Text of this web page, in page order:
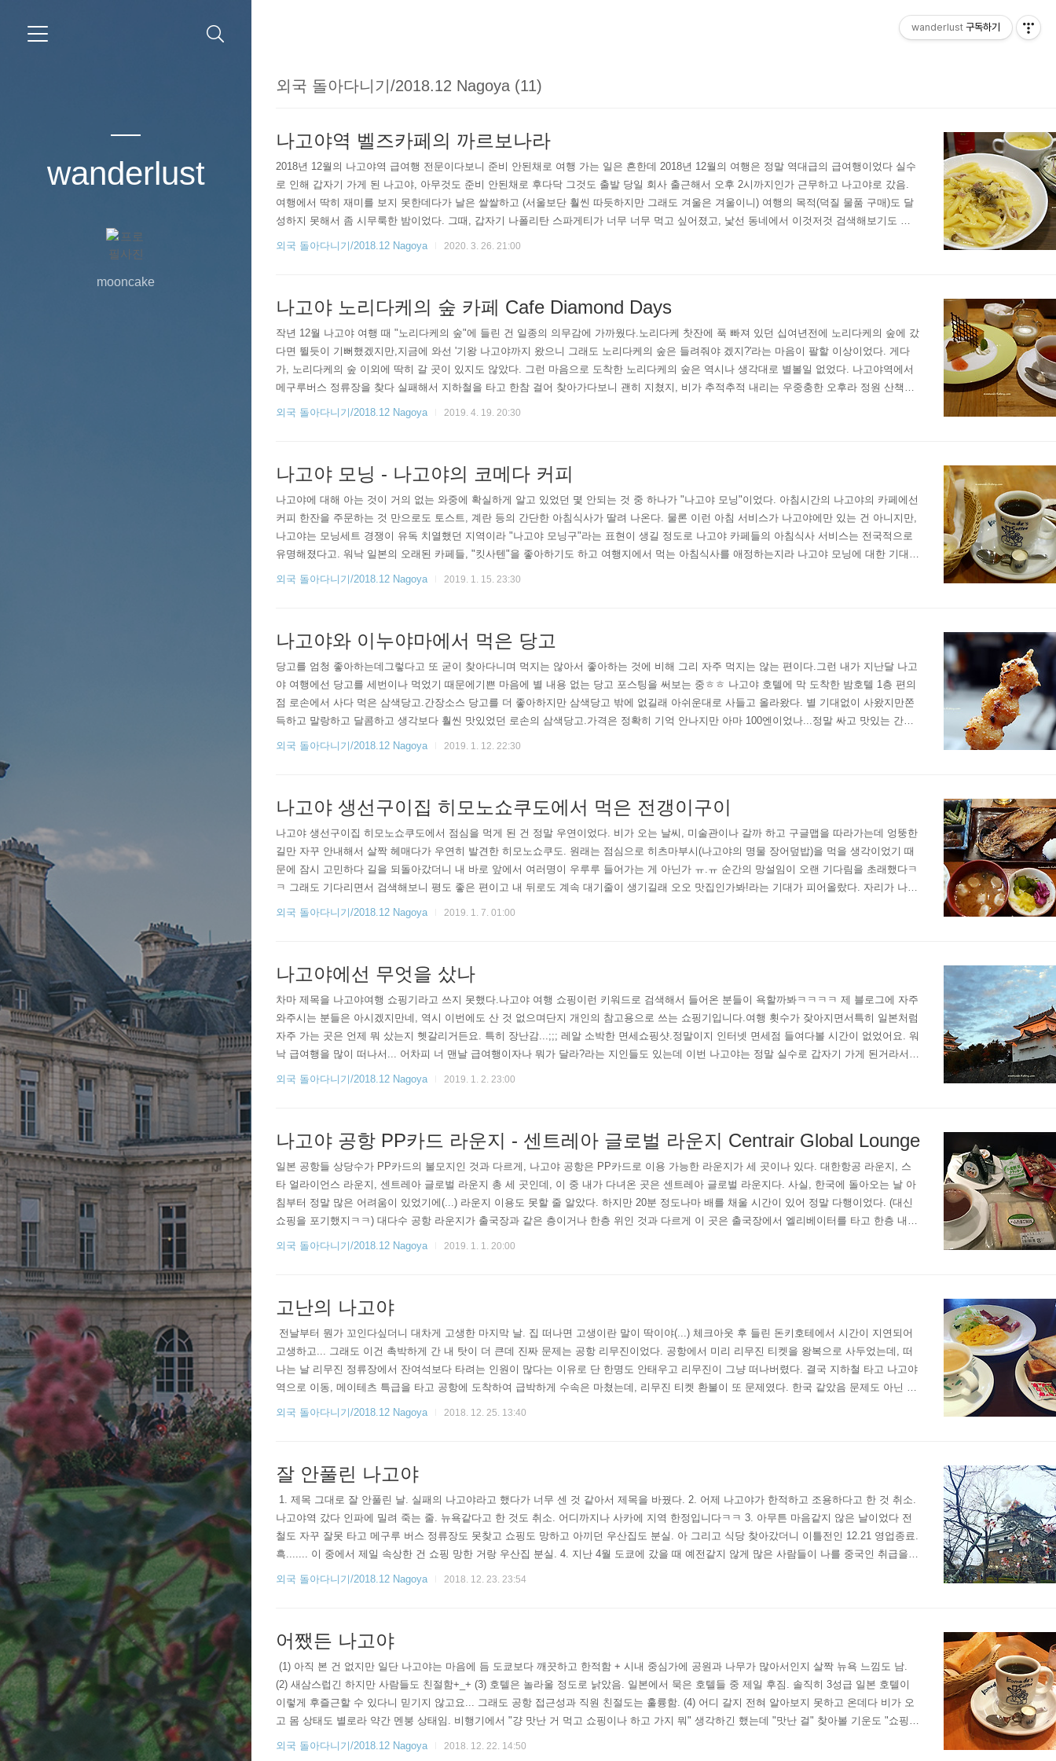
wanderlust
mooncake
외국 돌아다니기/2018.12 Nagoya (11)
나고야역 벨즈카페의 까르보나라
2018년 12월의 나고야역 급여행 전문이다보니 준비 안된채로 여행 가는 일은 흔한데 2018년 12월의 여행은 정말 역대급의 급여행이었다 실수
로 인해 갑자기 가게 된 나고야, 아무것도 준비 안된채로 후다닥 그것도 출발 당일 회사 출근해서 오후 2시까지인가 근무하고 나고야로 갔음.
여행에서 딱히 재미를 보지 못한데다가 날은 쌀쌀하고 (서울보단 훨씬 따듯하지만 그래도 겨울은 겨울이니) 여행의 목적(덕질 물품 구매)도 달
성하지 못해서 좀 시무룩한 밤이었다. 그때, 갑자기 나폴리탄 스파게티가 너무 너무 먹고 싶어졌고, 낯선 동네에서 이것저것 검색해보기도 귀
찮아 나고야역 프론토를 무조건 찾아갔는데 그랬는데... 쨔잔~ 딱, 내가 가기 이틀전에 폐점ㅋㅋㅋㅋ 정말 어이없었음 ㅎㅎ 다른 식당을 찾기엔
외국 돌아다니기/2018.12 Nagoya 2020. 3. 26. 21:00
나고야 노리다케의 숲 카페 Cafe Diamond Days
작년 12월 나고야 여행 때 "노리다케의 숲"에 들린 건 일종의 의무감에 가까웠다.노리다케 찻잔에 푹 빠져 있던 십여년전에 노리다케의 숲에 갔
다면 뛸듯이 기뻐했겠지만,지금에 와선 '기왕 나고야까지 왔으니 그래도 노리다케의 숲은 들려줘야 겠지?'라는 마음이 팔할 이상이었다. 게다
가, 노리다케의 숲 이외에 딱히 갈 곳이 있지도 않았다. 그런 마음으로 도착한 노리다케의 숲은 역시나 생각대로 별볼일 없었다. 나고야역에서
메구루버스 정류장을 찾다 실패해서 지하철을 타고 한참 걸어 찾아가다보니 괜히 지쳤지, 비가 추적추적 내리는 우중충한 오후라 정원 산책도
그닥,헤매다보니 도착한 시간이 애매해서 전시관을 입장하는 것도 포기,듣던대로 아울렛 코너는 워낙 작고 제품도 많지 않아 살 것도 없지... 그
외국 돌아다니기/2018.12 Nagoya 2019. 4. 19. 20:30
나고야 모닝 - 나고야의 코메다 커피
나고야에 대해 아는 것이 거의 없는 와중에 확실하게 알고 있었던 몇 안되는 것 중 하나가 "나고야 모닝"이었다. 아침시간의 나고야의 카페에선
커피 한잔을 주문하는 것 만으로도 토스트, 계란 등의 간단한 아침식사가 딸려 나온다. 물론 이런 아침 서비스가 나고야에만 있는 건 아니지만,
나고야는 모닝세트 경쟁이 유독 치열했던 지역이라 "나고야 모닝구"라는 표현이 생길 정도로 나고야 카페들의 아침식사 서비스는 전국적으로
유명해졌다고. 워낙 일본의 오래된 카페들, "킷사텐"을 좋아하기도 하고 여행지에서 먹는 아침식사를 애정하는지라 나고야 모닝에 대한 기대가
컸다. 그래서 나고야에서 맞는 세번의 아침 모두 각각 다른 카페에 가서 나고야 모닝을 맛볼테야!!라고 생각했지만 극강의 게으름 내지는 저질
외국 돌아다니기/2018.12 Nagoya 2019. 1. 15. 23:30
나고야와 이누야마에서 먹은 당고
당고를 엄청 좋아하는데그렇다고 또 굳이 찾아다니며 먹지는 않아서 좋아하는 것에 비해 그리 자주 먹지는 않는 편이다.그런 내가 지난달 나고
야 여행에선 당고를 세번이나 먹었기 때문에기쁜 마음에 별 내용 없는 당고 포스팅을 써보는 중ㅎㅎ 나고야 호텔에 막 도착한 밤호텔 1층 편의
점 로손에서 사다 먹은 삼색당고.간장소스 당고를 더 좋아하지만 삼색당고 밖에 없길래 아쉬운대로 사들고 올라왔다. 별 기대없이 사왔지만쫀
득하고 말랑하고 달콤하고 생각보다 훨씬 맛있었던 로손의 삼색당고.가격은 정확히 기억 안나지만 아마 100엔이었나...정말 싸고 맛있는 간식
이다!!! 겨울비가 촉촉히 내리는 밤나고야 호텔에서 먹는 당고,특별할 것 하나 없는데 당고 하나만으로도 괜히 기분이 좋더라. 밤에 당고 두개를
외국 돌아다니기/2018.12 Nagoya 2019. 1. 12. 22:30
나고야 생선구이집 히모노쇼쿠도에서 먹은 전갱이구이
나고야 생선구이집 히모노쇼쿠도에서 점심을 먹게 된 건 정말 우연이었다. 비가 오는 날씨, 미술관이나 갈까 하고 구글맵을 따라가는데 엉뚱한
길만 자꾸 안내해서 살짝 헤매다가 우연히 발견한 히모노쇼쿠도. 원래는 점심으로 히츠마부시(나고야의 명물 장어덮밥)을 먹을 생각이었기 때
문에 잠시 고민하다 길을 되돌아갔더니 내 바로 앞에서 여러명이 우루루 들어가는 게 아닌가 ㅠ.ㅠ 순간의 망설임이 오랜 기다림을 초래했다ㅋ
ㅋ 그래도 기다리면서 검색해보니 평도 좋은 편이고 내 뒤로도 계속 대기줄이 생기길래 오오 맛집인가봐!라는 기대가 피어올랐다. 자리가 나기
를 기다리며, 어떤 생선을 먹을까 치열한 고민의 시간을 가졌다. 이집 No.1이라는 고등어구이를 먹을까 아니야 일본에 왔으니 전갱이구이지 하
외국 돌아다니기/2018.12 Nagoya 2019. 1. 7. 01:00
나고야에선 무엇을 샀나
차마 제목을 나고야여행 쇼핑기라고 쓰지 못했다.나고야 여행 쇼핑이런 키워드로 검색해서 들어온 분들이 욕할까봐ㅋㅋㅋㅋ 제 블로그에 자주
와주시는 분들은 아시겠지만네, 역시 이번에도 산 것 없으며단지 개인의 참고용으로 쓰는 쇼핑기입니다.여행 횟수가 잦아지면서특히 일본처럼
자주 가는 곳은 언제 뭐 샀는지 헷갈리거든요. 특히 장난감...;;; 레알 소박한 면세쇼핑샷.정말이지 인터넷 면세점 들여다볼 시간이 없었어요. 워
낙 급여행을 많이 떠나서... 어차피 너 맨날 급여행이자나 뭐가 달라?라는 지인들도 있는데 이번 나고야는 정말 실수로 갑자기 가게 된거라서게
다가 회사일도 바쁘고 연말이라 이런 저런 일들이며 약속들까지 많아서정말 멘붕이었던...ㅠㅠ수요일날 아침에 이틀 뒤인 금요일에 나고야에
외국 돌아다니기/2018.12 Nagoya 2019. 1. 2. 23:00
나고야 공항 PP카드 라운지 - 센트레아 글로벌 라운지 Centrair Global Lounge
일본 공항들 상당수가 PP카드의 불모지인 것과 다르게, 나고야 공항은 PP카드로 이용 가능한 라운지가 세 곳이나 있다. 대한항공 라운지, 스
타 얼라이언스 라운지, 센트레아 글로벌 라운지 총 세 곳인데, 이 중 내가 다녀온 곳은 센트레아 글로벌 라운지다. 사실, 한국에 돌아오는 날 아
침부터 정말 많은 어려움이 있었기에(...) 라운지 이용도 못할 줄 알았다. 하지만 20분 정도나마 배를 채울 시간이 있어 정말 다행이었다. (대신
쇼핑을 포기했지ㅋㅋ) 대다수 공항 라운지가 출국장과 같은 층이거나 한층 위인 것과 다르게 이 곳은 출국장에서 엘리베이터를 타고 한층 내려
가야 한다. 내려가면 총 4 곳의 라운지가 사이좋게 옹기종기 모여있음. (대한항공 라운지와 센트레아 글로벌 라운지가 같이 있고, 스타 얼라이
외국 돌아다니기/2018.12 Nagoya 2019. 1. 1. 20:00
고난의 나고야
​​​ 전날부터 뭔가 꼬인다싶더니 대차게 고생한 마지막 날. 집 떠나면 고생이란 말이 딱이야(...)​​​ 체크아웃 후 들린 돈키호테에서 시간이 지연되어
고생하고... 그래도 이건 촉박하게 간 내 탓이 더 큰데 진짜 문제는 공항 리무진이었다. 공항에서 미리 리무진 티켓을 왕복으로 사두었는데, 떠
나는 날 리무진 정류장에서 잔여석보다 타려는 인원이 많다는 이유로 단 한명도 안태우고 리무진이 그냥 떠나버렸다. 결국 지하철 타고 나고야
역으로 이동, 메이테츠 특급을 타고 공항에 도착하여 급박하게 수속은 마쳤는데, 리무진 티켓 환불이 또 문제였다. 한국 같았음 문제도 아닌 일
인데 카드결제 일부 취소를 할줄 몰라서 20분동안 직원이 여기 전화하고 저기 전화하고... 하다가 결국 비행시간이 촉박하여 직원이 수기로 내
외국 돌아다니기/2018.12 Nagoya 2018. 12. 25. 13:40
잘 안풀린 나고야
​ 1. 제목 그대로 잘 안풀린 날. 실패의 나고야라고 했다가 너무 센 것 같아서 제목을 바꿨다. 2. 어제 나고야가 한적하고 조용하다고 한 것 취소.
나고야역 갔다 인파에 밀려 죽는 줄. 뉴욕같다고 한 것도 취소. 어디까지나 사카에 지역 한정입니다ㅋㅋ 3. 아무튼 마음같지 않은 날이었다 전
철도 자꾸 잘못 타고 메구루 버스 정류장도 못찾고 쇼핑도 망하고 아끼던 우산집도 분실. 아 그리고 식당 찾아갔더니 이틀전인 12.21 영업종료.
흑....... 이 중에서 제일 속상한 건 쇼핑 망한 거랑 우산집 분실. 4. 지난 4월 도쿄에 갔을 때 예전같지 않게 많은 사람들이 나를 중국인 취급을
해서 마음이 상했는데ㅋㅋ 여기선 또 대다수가 나를 외국인이 아닌 일본인으로 대해서 그것 또한 당황스럽다;; 바꿔 말하자면 ..
외국 돌아다니기/2018.12 Nagoya 2018. 12. 23. 23:54
어쨌든 나고야
​ (1) 아직 본 건 없지만 일단 나고야는 마음에 듬 도쿄보다 깨끗하고 한적함 + 시내 중심가에 공원과 나무가 많아서인지 살짝 뉴욕 느낌도 남.
(2) 새삼스럽긴 하지만 사람들도 친절함+_+ (3) 호텔은 놀라울 정도로 낡았음. 일본에서 묵은 호텔들 중 제일 후짐. 솔직히 3성급 일본 호텔이
이렇게 후즐근할 수 있다니 믿기지 않고요... 그래도 공항 접근성과 직원 친절도는 훌륭함. (4) 어디 갈지 전혀 알아보지 못하고 온데다 비가 오
고 몸 상태도 별로라 약간 멘붕 상태임. 비행기에서 "걍 맛난 거 먹고 쇼핑이나 하고 가지 뭐" 생각하긴 했는데 "맛난 걸" 찾아볼 기운도 "쇼핑
할" 기력도 없는 게 문제. 예쁜 건 많은데 돌아다니는 도중 카메라만으로도 무거워서 짐을 늘리고 싶지 않다. 이러고 서울 가서..
외국 돌아다니기/2018.12 Nagoya 2018. 12. 22. 14:50
wanderlust 구독하기